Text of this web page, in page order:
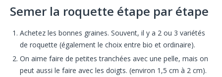
Semer la roquette étape par étape
Achetez les bonnes graines. Souvent, il y a 2 ou 3 variétés
de roquette (également le choix entre bio et ordinaire).
On aime faire de petites tranchées avec une pelle, mais on
peut aussi le faire avec les doigts. (environ 1,5 cm à 2 cm).